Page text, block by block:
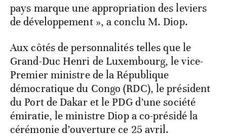
pays marque une appropriation des leviers
de développement », a conclu M. Diop.
Aux côtés de personnalités telles que le
Grand-Duc Henri de Luxembourg, le vice-
Premier ministre de la République
démocratique du Congo (RDC), le président
du Port de Dakar et le PDG d’une société
émiratie, le ministre Diop a co-présidé la
cérémonie d’ouverture ce 25 avril.